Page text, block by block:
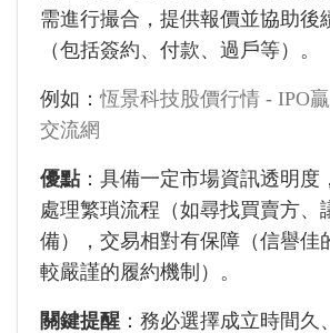
需進行撮合，提供報價並協助後
（包括簽約、付款、過戶等）。
例如：恆景科技股價行情 - IPO
交流網
優點：具備一定市場資訊透明度
處理繁瑣流程（如尋找買賣方、
備），交易相對有保障（信譽佳
較嚴謹的履約機制）。
關鍵提醒 ：務必選擇成立時間久